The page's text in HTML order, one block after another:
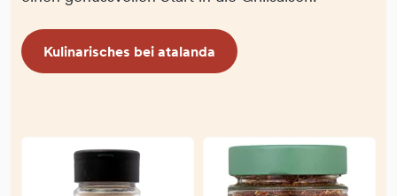
Kulinarisches bei atalanda